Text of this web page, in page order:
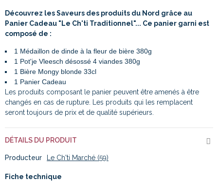
Découvrez les Saveurs des produits du Nord grâce au
Panier Cadeau "Le Ch'ti Traditionnel"... Ce panier garni est
composé de :
1 Médaillon de dinde à la fleur de bière 380g
1 Pot'je Vleesch désossé 4 viandes 380g
1 Bière Mongy blonde 33cl
1 Panier Cadeau
Les produits composant le panier peuvent être amenés à être
changés en cas de rupture. Les produits qui les remplacent
seront toujours de prix et de qualité supérieurs.
DÉTAILS DU PRODUIT
Producteur Le Ch'ti Marché (59)
Fiche technique